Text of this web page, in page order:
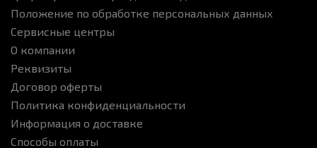
Положение по обработке персональных данных
Сервисные центры
О компании
Реквизиты
Договор оферты
Политика конфиденциальности
Информация о доставке
Способы оплаты